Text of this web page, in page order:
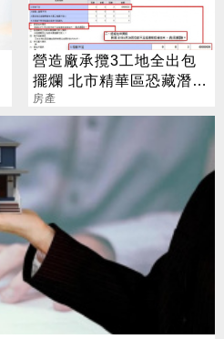
營造廠承攬3工地全出包
擺爛 北市精華區恐藏潛在
爛尾樓
房產